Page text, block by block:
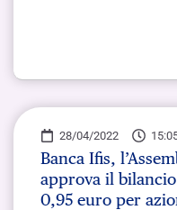
28/04/2022
Banca Ifis,
approva il
0,95 euro per